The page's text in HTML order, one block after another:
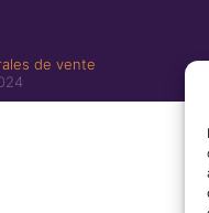
de vente